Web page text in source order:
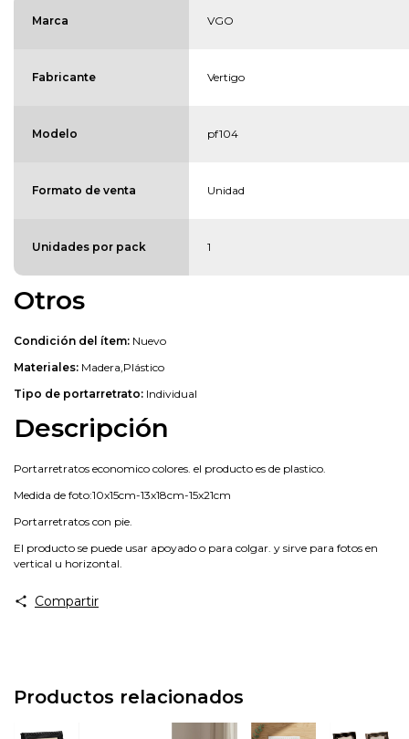
Marca VGO
Fabricante Vertigo
Modelo pf104
Formato de venta Unidad
Unidades por pack 1
Otros
Condición del ítem: Nuevo
Materiales: Madera,Plástico
Tipo de portarretrato: Individual
Descripción
Portarretratos economico colores. el producto es de plastico.
Medida de foto:10x15cm-13x18cm-15x21cm
Portarretratos con pie.
El producto se puede usar apoyado o para colgar. y sirve para fotos en
vertical u horizontal.
Compartir
Productos relacionados